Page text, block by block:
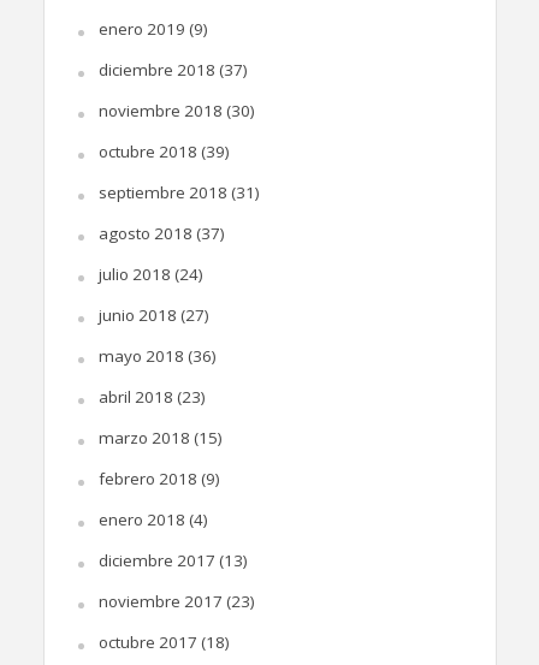
enero 2019 (9)
diciembre 2018 (37)
noviembre 2018 (30)
octubre 2018 (39)
septiembre 2018 (31)
agosto 2018 (37)
julio 2018 (24)
junio 2018 (27)
mayo 2018 (36)
abril 2018 (23)
marzo 2018 (15)
febrero 2018 (9)
enero 2018 (4)
diciembre 2017 (13)
noviembre 2017 (23)
octubre 2017 (18)